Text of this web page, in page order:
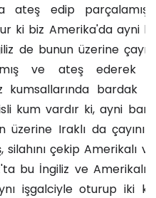
ateş edip parçalamış:
ki biz Amerika'da ayni
de bunun üzerine
ve ateş ederek
kumsallarında bardak
kum vardır ki, ayni
üzerine Iraklı da çayını
çekip Amerikalı ve
bu İngiliz ve
işgalciyle oturup iki